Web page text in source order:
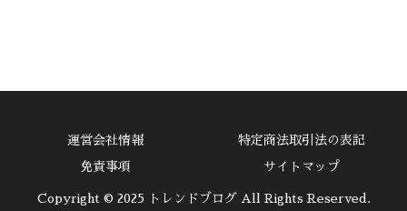
運営会社情報 特定商法取引法の表記
免責事項 サイトマップ
Copyright © 2025 トレンドブログ All Rights Reserved.